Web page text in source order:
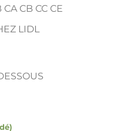
CB CC CE
LIDL